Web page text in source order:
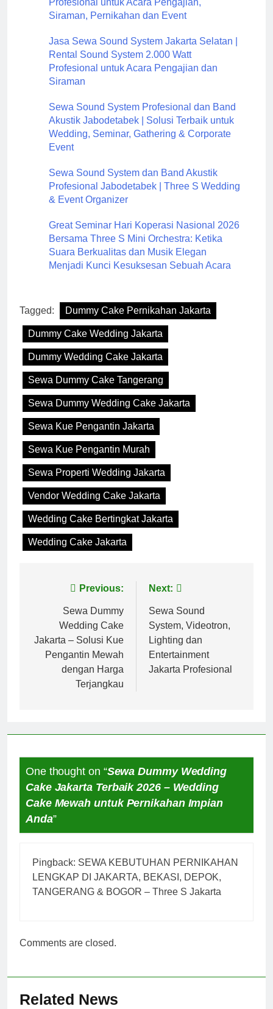
Profesional untuk Acara Pengajian,
Siraman, Pernikahan dan Event
Jasa Sewa Sound System Jakarta Selatan |
Rental Sound System 2.000 Watt
Profesional untuk Acara Pengajian dan
Siraman
Sewa Sound System Profesional dan Band
Akustik Jabodetabek | Solusi Terbaik untuk
Wedding, Seminar, Gathering & Corporate
Event
Sewa Sound System dan Band Akustik
Profesional Jabodetabek | Three S Wedding
& Event Organizer
Great Seminar Hari Koperasi Nasional 2026
Bersama Three S Mini Orchestra: Ketika
Suara Berkualitas dan Musik Elegan
Menjadi Kunci Kesuksesan Sebuah Acara
Tagged: Dummy Cake Pernikahan Jakarta
Dummy Cake Wedding Jakarta
Dummy Wedding Cake Jakarta
Sewa Dummy Cake Tangerang
Sewa Dummy Wedding Cake Jakarta
Sewa Kue Pengantin Jakarta
Sewa Kue Pengantin Murah
Sewa Properti Wedding Jakarta
Vendor Wedding Cake Jakarta
Wedding Cake Bertingkat Jakarta
Wedding Cake Jakarta
navigation
Previous:
Sewa Dummy
Wedding Cake
Jakarta – Solusi Kue
Pengantin Mewah
dengan Harga
Terjangkau
Next:
Sewa Sound
System, Videotron,
Lighting dan
Entertainment
Jakarta Profesional
One thought on “Sewa Dummy Wedding
Cake Jakarta Terbaik 2026 – Wedding
Cake Mewah untuk Pernikahan Impian
Anda”
Pingback: SEWA KEBUTUHAN PERNIKAHAN
LENGKAP DI JAKARTA, BEKASI, DEPOK,
TANGERANG & BOGOR – Three S Jakarta
Comments are closed.
Related News